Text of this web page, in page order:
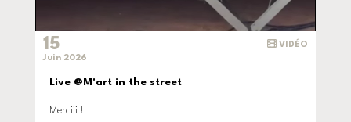
VIDÉO
15
Juin 2026
Live @M'art in the street
Merciii !